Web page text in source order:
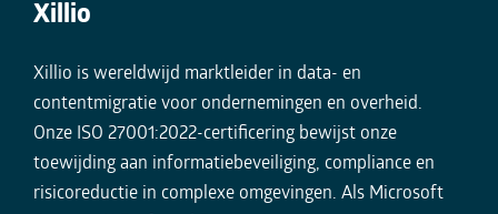
Xillio
Xillio is wereldwijd marktleider in data- en
contentmigratie voor ondernemingen en overheid.
Onze ISO 27001:2022-certificering bewijst onze
toewijding aan informatiebeveiliging, compliance en
risicoreductie in complexe omgevingen. Als Microsoft